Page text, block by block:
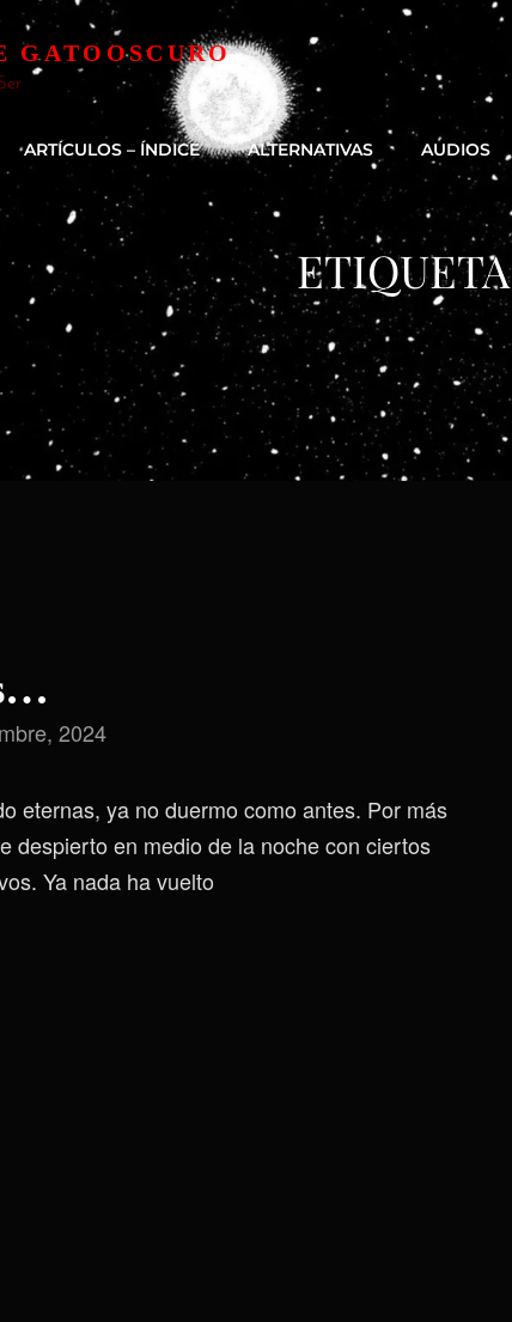
GATOOSCURO
ARTÍCULOS – ÍNDICE ALTERNATIVAS AUDIOS
2024
eternas, ya no duermo como antes. Por más
despierto en medio de la noche con ciertos
Ya nada ha vuelto